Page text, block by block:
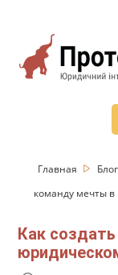
Главная Блог
команду мечты
Как